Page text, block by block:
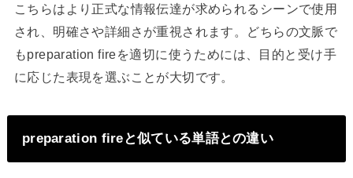
こちらはより正式な情報伝達が求められるシーンで使用
され、明確さや詳細さが重視されます。どちらの文脈で
もpreparation fireを適切に使うためには、目的と受け手
に応じた表現を選ぶことが大切です。
preparation fireと似ている単語との違い